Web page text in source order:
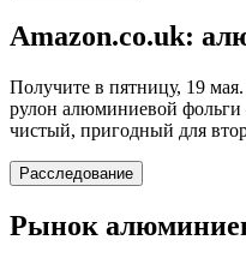
Amazon.co.uk:
Получите в пятницу, 19
рулон алюминиевой
чистый, пригодный для
Расследование
Рынок